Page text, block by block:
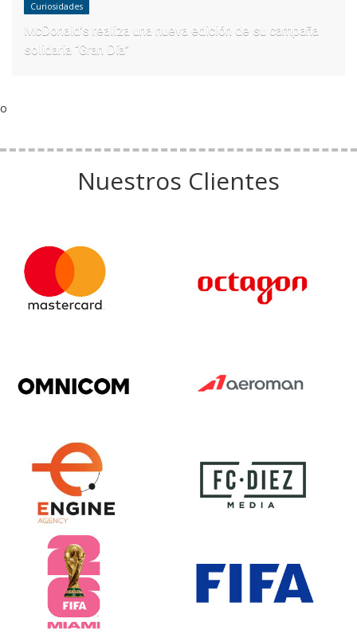
Curiosidades
McDonald’s realiza una nueva edición de su campaña
solidaria “Gran Día”
o
Nuestros Clientes